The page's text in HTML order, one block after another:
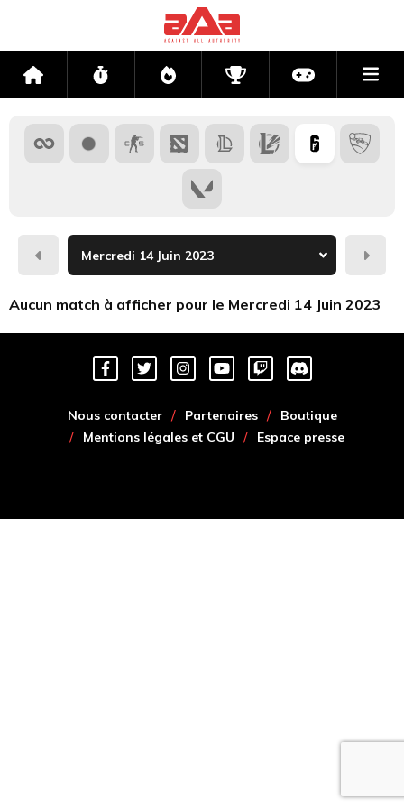
Accueil Flux Directs CompétitionsActu jeux
Hier
Aucun match à afficher pour le Mercredi 14 Juin 2023
Nous contacter Partenaires
Boutique
Mentions légales et CGU
Espace presse